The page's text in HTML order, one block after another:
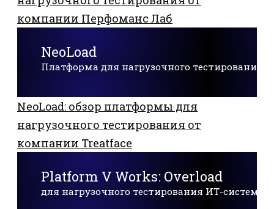
компании Перфоманс Лаб
NeoLoad
Платформа для нагрузочного тестирования
NeoLoad: обзор платформы для
нагрузочного тестирования от
компании Treatface
Platform V Works: Overload
для нагрузочного тестирования ИТ-систем